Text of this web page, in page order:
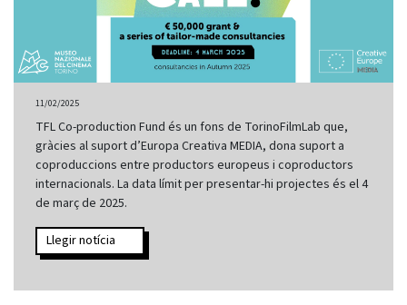
11/02/2025
TFL Co-production Fund és un fons de TorinoFilmLab que,
gràcies al suport d’Europa Creativa MEDIA, dona suport a
coproduccions entre productors europeus i coproductors
internacionals. La data límit per presentar-hi projectes és el 4
de març de 2025.
Llegir notícia